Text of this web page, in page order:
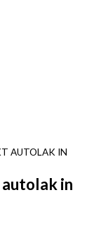
AUTOLAK IN
in